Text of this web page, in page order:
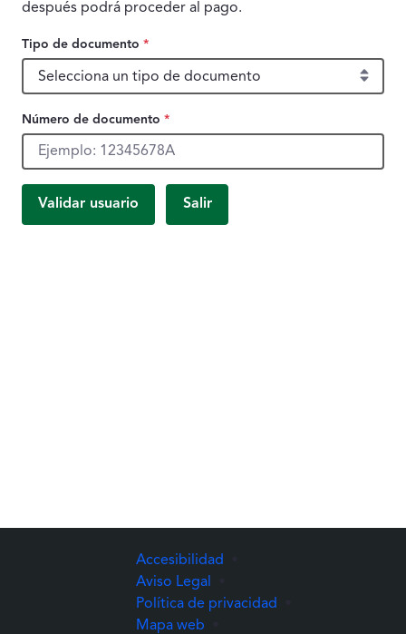
después podrá proceder al pago.
Tipo de documento *
Número de documento *
Número de documento, obligatorio.
Validar usuario Salir
Accesibilidad
Aviso Legal
Política de privacidad
Mapa web